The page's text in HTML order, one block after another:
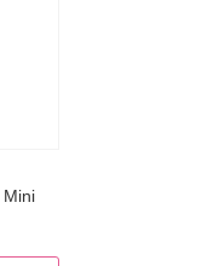
Mini